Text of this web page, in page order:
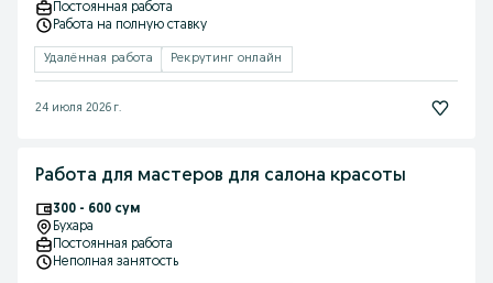
Постоянная работа
Работа на полную ставку
Удалённая работа Рекрутинг онлайн
24 июля 2026 г.
Работа для мастеров для салона красоты
300 - 600 сум
Бухара
Постоянная работа
Неполная занятость